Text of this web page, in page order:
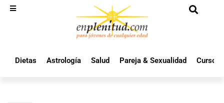
Dietas Astrología Salud Pareja & Sexualidad Cursos